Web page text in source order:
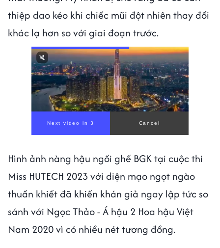
thiệp dao kéo khi chiếc mũi đột nhiên thay đổi
khác lạ hơn so với giai đoạn trước.
Hình ảnh nàng hậu ngồi ghế BGK tại cuộc thi
Miss HUTECH 2023 với diện mạo ngọt ngào
thuần khiết đã khiến khán giả ngay lập tức so
sánh với Ngọc Thảo - Á hậu 2 Hoa hậu Việt
Nam 2020 vì có nhiều nét tương đồng.